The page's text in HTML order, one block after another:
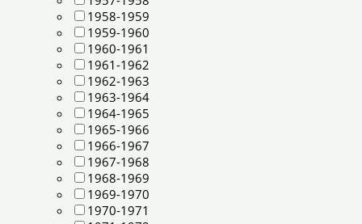
1958-1959
1959-1960
1960-1961
1961-1962
1962-1963
1963-1964
1964-1965
1965-1966
1966-1967
1967-1968
1968-1969
1969-1970
1970-1971